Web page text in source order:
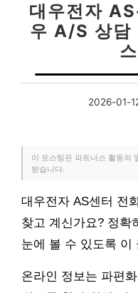
대우전자
우 A/S 상담
2026-01-
이 포스팅은 파트너스 활동의
받습니다.
대우전자 AS센터 전
찾고 계신가요? 정확
눈에 볼 수 있도록 이
온라인 정보는 파편